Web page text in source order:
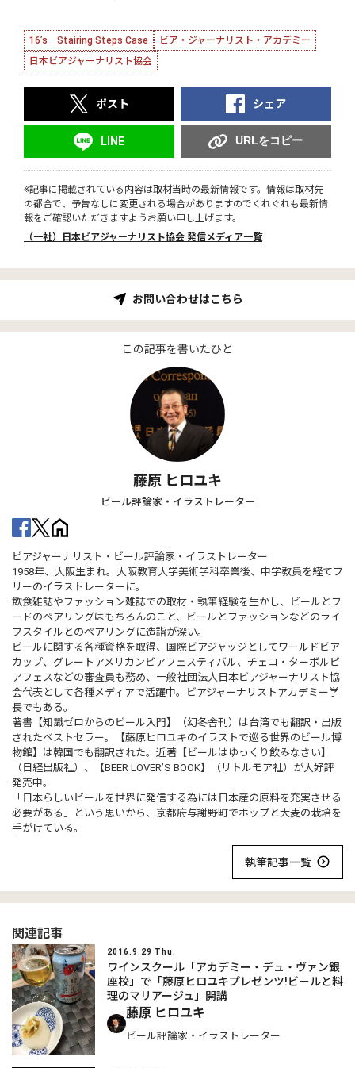
16’s Stairing Steps Case
ビア・ジャーナリスト・アカデミー
日本ビアジャーナリスト協会
ポスト シェア
LINE URLをコピー
※記事に掲載されている内容は取材当時の最新情報です。情報は取材先
の都合で、予告なしに変更される場合がありますのでくれぐれも最新情
報をご確認いただきますようお願い申し上げます。
（一社）日本ビアジャーナリスト協会 発信メディア一覧
お問い合わせはこちら
この記事を書いたひと
藤原 ヒロユキ
ビール評論家・イラストレーター
ビアジャーナリスト・ビール評論家・イラストレーター
1958年、大阪生まれ。大阪教育大学美術学科卒業後、中学教員を経てフ
リーのイラストレーターに。
飲食雑誌やファッション雑誌での取材・執筆経験を生かし、ビールとフ
ードのペアリングはもちろんのこと、ビールとファッションなどのライ
フスタイルとのペアリングに造詣が深い。
ビールに関する各種資格を取得、国際ビアジャッジとしてワールドビア
カップ、グレートアメリカンビアフェスティバル、チェコ・ターボルビ
アフェスなどの審査員も務め、一般社団法人日本ビアジャーナリスト協
会代表として各種メディアで活躍中。ビアジャーナリストアカデミー学
長でもある。
著書【知識ゼロからのビール入門】（幻冬舎刊）は台湾でも翻訳・出版
されたベストセラー。【藤原ヒロユキのイラストで巡る世界のビール博
物館】は韓国でも翻訳された。近著【ビールはゆっくり飲みなさい】
（日経出版社）、【BEER LOVER’S BOOK】（リトルモア社）が大好評
発売中。
「日本らしいビールを世界に発信する為には日本産の原料を充実させる
必要がある」という思いから、京都府与謝野町でホップと大麦の栽培を
手がけている。
執筆記事一覧
関連記事
2016.9.29 Thu.
ワインスクール「アカデミー・デュ・ヴァン銀
座校」で「藤原ヒロユキプレゼンツ!ビールと料
理のマリアージュ」開講
藤原 ヒロユキ
ビール評論家・イラストレーター